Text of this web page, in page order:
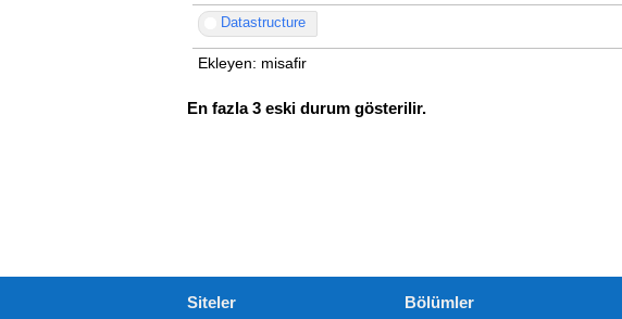
Datastructure
Ekleyen: misafir
En fazla 3 eski durum gösterilir.
Siteler Bölümler